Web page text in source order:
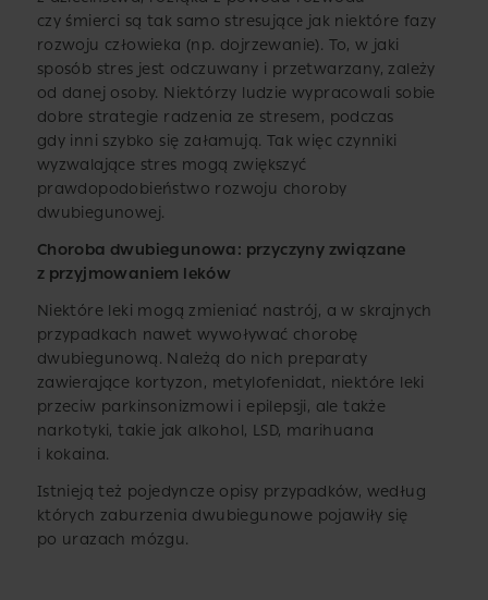
czy śmierci są tak samo stresujące jak niektóre fazy
rozwoju człowieka (np. dojrzewanie). To, w jaki
sposób stres jest odczuwany i przetwarzany, zależy
od danej osoby. Niektórzy ludzie wypracowali sobie
dobre strategie radzenia ze stresem, podczas
gdy inni szybko się załamują. Tak więc czynniki
wyzwalające stres mogą zwiększyć
prawdopodobieństwo rozwoju choroby
dwubiegunowej.
Choroba dwubiegunowa: przyczyny związane
z przyjmowaniem leków
Niektóre leki mogą zmieniać nastrój, a w skrajnych
przypadkach nawet wywoływać chorobę
dwubiegunową. Należą do nich preparaty
zawierające kortyzon, metylofenidat, niektóre leki
przeciw parkinsonizmowi i epilepsji, ale także
narkotyki, takie jak alkohol, LSD, marihuana
i kokaina.
Istnieją też pojedyncze opisy przypadków, według
których zaburzenia dwubiegunowe pojawiły się
po urazach mózgu.